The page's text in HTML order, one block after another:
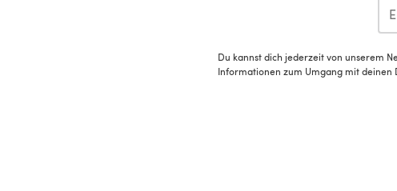
Du kannst dich jederzeit von unserem
Informationen zum Umgang mit deinen